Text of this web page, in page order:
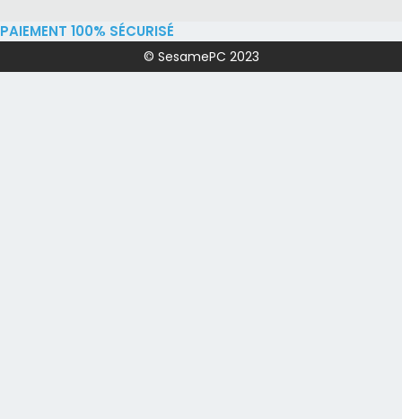
PAIEMENT 100% SÉCURISÉ
© SesamePC 2023